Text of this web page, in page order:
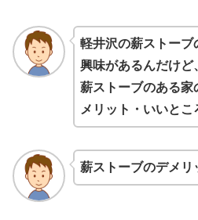
軽井沢の薪ストーブ
興味があるんだけど
薪ストーブのある家
メリット・いいとこ
薪スト ーブのデメリ